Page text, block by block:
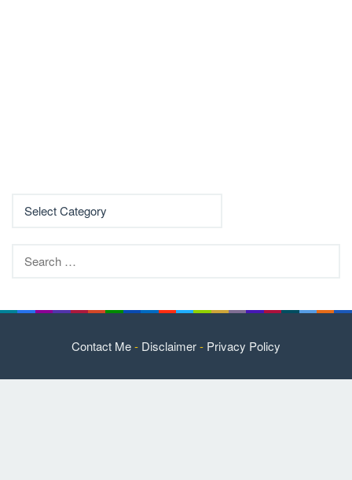
for:
Contact Me- Disclaimer- Privacy Policy